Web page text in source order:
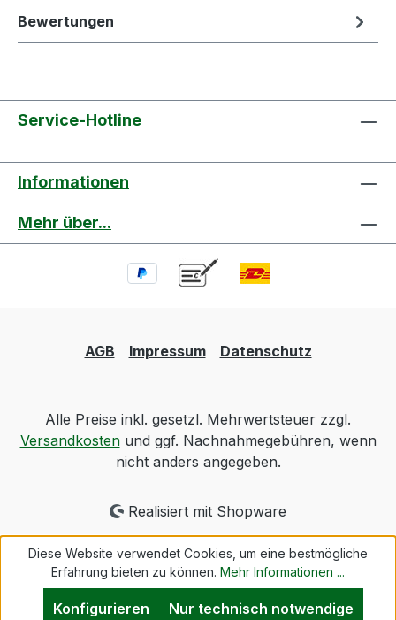
Bewertungen
Service-Hotline
Informationen
Mehr über...
AGB Impressum Datenschutz
Alle Preise inkl. gesetzl. Mehrwertsteuer zzgl.
Versandkostenund ggf. Nachnahmegebühren, wenn
nicht anders angegeben.
Realisiert mit Shopware
Diese Website verwendet Cookies, um eine bestmögliche
Erfahrung bieten zu können. Mehr Informationen ...
Nur technisch notwendige
Konfigurieren